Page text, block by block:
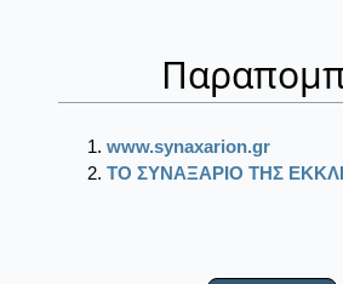
www.synaxarion.gr
ΤΟ ΣΥΝΑΞΑΡΙΟ ΤΗΣ